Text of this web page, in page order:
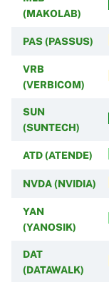
(MAKOLAB)
PAS (PASSUS)
VRB
(VERBICOM)
SUN
(SUNTECH)
ATD (ATENDE)
NVDA (NVIDIA)
YAN
(YANOSIK)
DAT
(DATAWALK)